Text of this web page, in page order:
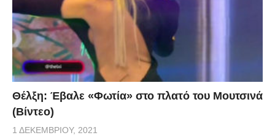
Θέλξη: Έβαλε «Φωτία» στο πλατό του Μουτσινά
(Βίντεο)
1 ΔΕΚΕΜΒΡΊΟΥ, 2021